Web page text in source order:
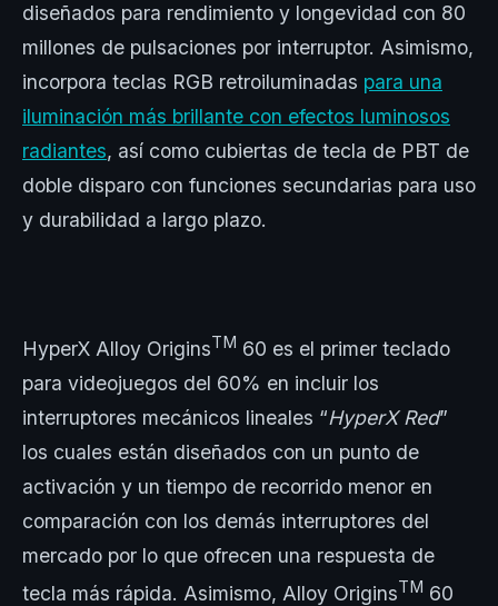
diseñados para rendimiento y longevidad con 80
millones de pulsaciones por interruptor. Asimismo,
incorpora teclas RGB retroiluminadas para una
iluminación más brillante con efectos luminosos
radiantes, así como cubiertas de tecla de PBT de
doble disparo con funciones secundarias para uso
y durabilidad a largo plazo.
HyperX Alloy OriginsTM 60 es el primer teclado
para videojuegos del 60% en incluir los
interruptores mecánicos lineales “HyperX Red”
los cuales están diseñados con un punto de
activación y un tiempo de recorrido menor en
comparación con los demás interruptores del
mercado por lo que ofrecen una respuesta de
tecla más rápida. Asimismo, Alloy OriginsTM 60